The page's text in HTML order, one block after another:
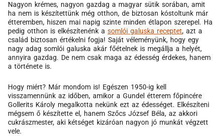
Nagyon krémes, nagyon gazdag a magyar sütik sorában, amit
ha nem is készítettünk még otthon, de biztosan kóstoltunk már
étteremben, hiszen mai napig szinte minden étlapon szerepel. Ha
pedig otthon is elkészítenénk a somlói galuska receptet, azt a
család biztosan értékelni fogja! Saját véleményünk, hogy egy
nagy adag somlói galuska akár főételnek is megállja a helyét,
annyira gazdag. De nem csak maga az édesség érdekes, hanem
a története is.
Hogy miért? Már mondom is! Egészen 1950-ig kell
visszamennünk az időben, amikor a Gundel étterem főpincére
Gollerits Károly megalkotta nekünk ezt az édességet. Elkészíteni
mégsem ő készítette el, hanem Szőcs József Béla, az akkori
cukrászmester, aki kétséget kizáróan nagyon jó munkát végzett
vele.